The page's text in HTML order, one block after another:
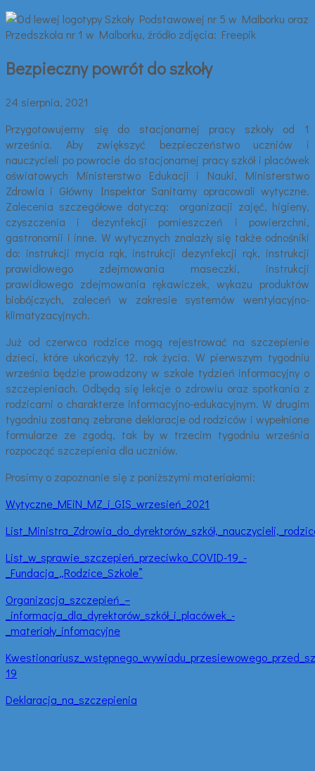
Bezpieczny powrót do szkoły
24 sierpnia, 2021
Przygotowujemy się do stacjonarnej pracy szkoły od 1
września. Aby zwiększyć bezpieczeństwo uczniów i
nauczycieli po powrocie do stacjonarnej pracy szkół i placówek
oświatowych Ministerstwo Edukacji i Nauki, Ministerstwo
Zdrowia i Główny Inspektor Sanitarny opracowali wytyczne.
Zalecenia szczegółowe dotyczą: organizacji zajęć, higieny,
czyszczenia i dezynfekcji pomieszczeń i powierzchni,
gastronomii i inne. W wytycznych znalazły się także odnośniki
do: instrukcji mycia rąk, instrukcji dezynfekcji rąk, instrukcji
prawidłowego zdejmowania maseczki, instrukcji
prawidłowego zdejmowania rękawiczek, wykazu produktów
biobójczych, zaleceń w zakresie systemów wentylacyjno-
klimatyzacyjnych.
Już od czerwca rodzice mogą rejestrować na szczepienie
dzieci, które ukończyły 12. rok życia. W pierwszym tygodniu
września będzie prowadzony w szkole tydzień informacyjny o
szczepieniach. Odbędą się lekcje o zdrowiu oraz spotkania z
rodzicami o charakterze informacyjno-edukacyjnym. W drugim
tygodniu zostaną zebrane deklaracje od rodziców i wypełnione
formularze ze zgodą, tak by w trzecim tygodniu września
rozpocząć szczepienia dla uczniów.
Prosimy o zapoznanie się z poniższymi materiałami:
Wytyczne_MEiN_MZ_i_GIS_wrzesień_2021
List_w_sprawie_szczepień_przeciwko_COVID-19_-
_Fundacja_„Rodzice_Szkole”
Organizacja_szczepień_–
_informacja_dla_dyrektorów_szkół_i_placówek_-
_materiały_infomacyjne
19
Deklaracja_na_szczepienia